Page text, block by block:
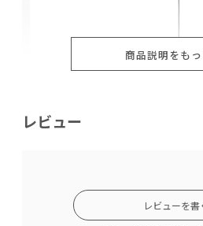
商品説明をも
レビュー
レビューを書